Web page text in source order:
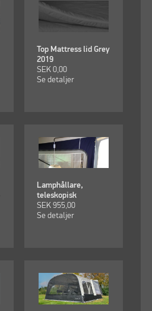
Top Mattress lid Grey
2019
SEK 0,00
Se detaljer
Lamphållare,
teleskopisk
SEK 955,00
Se detaljer